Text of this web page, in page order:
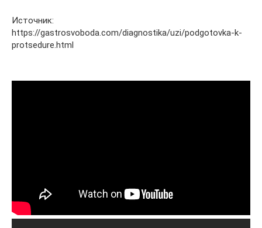
Источник:
https://gastrosvoboda.com/diagnostika/uzi/podgotovka-k-
protsedure.html